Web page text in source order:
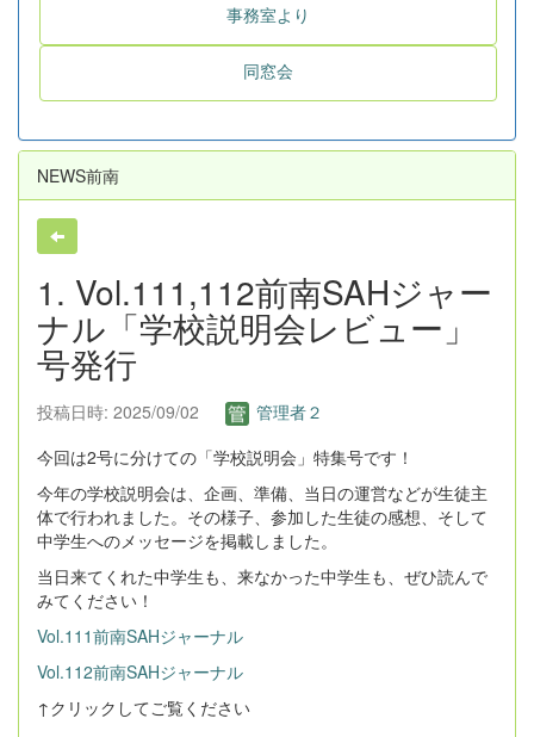
事務室より
同窓会
NEWS前南
1. Vol.111,112前南SAHジャー
ナル「学校説明会レビュー」
号発行
投稿日時: 2025/09/02
管理者２
今回は2号に分けての「学校説明会」特集号です！
今年の学校説明会は、企画、準備、当日の運営などが生徒主
体で行われました。その様子、参加した生徒の感想、そして
中学生へのメッセージを掲載しました。
当日来てくれた中学生も、来なかった中学生も、ぜひ読んで
みてください！
Vol.111前南SAHジャーナル
Vol.112前南SAHジャーナル
↑クリックしてご覧ください